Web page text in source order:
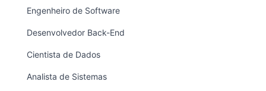
Engenheiro de Software
Desenvolvedor Back-End
Cientista de Dados
Analista de Sistemas